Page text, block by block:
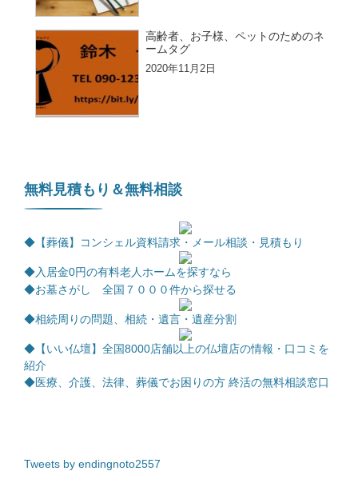
高齢者、お子様、ペットのためのネ
ームタグ
2020年11月2日
無料見積もり＆無料相談
◆【葬儀】コンシェル資料請求・メール相談・見積もり
◆入居金0円の有料老人ホームを探すなら
◆お墓さがし 全国７０００件から探せる
◆相続周りの問題、相続・遺言・遺産分割
◆【いい仏壇】全国8000店舗以上の仏壇店の情報・口コミを
紹介
◆医療、介護、法律、葬儀でお困りの方 終活の無料相談窓口
Tweets by endingnoto2557